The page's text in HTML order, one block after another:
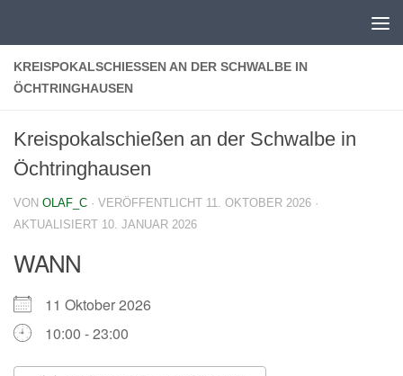
KREISPOKALSCHIESSEN AN DER SCHWALBE IN Ö
CHTRINGHAUSEN
Kreispokalschießen an der Schwalbe in
Öchtringhausen
VON OLAF_C · VERÖFFENTLICHT 11. OKTOBER 2026 ·
AKTUALISIERT 10. JANUAR 2026
WANN
11 Oktober 2026
10:00 - 23:00